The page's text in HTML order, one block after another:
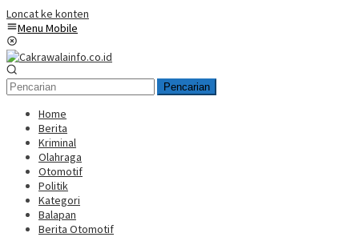
Loncat ke konten
Menu Mobile
Pencarian
Home
Berita
Kriminal
Olahraga
Otomotif
Politik
Kategori
Balapan
Berita Otomotif